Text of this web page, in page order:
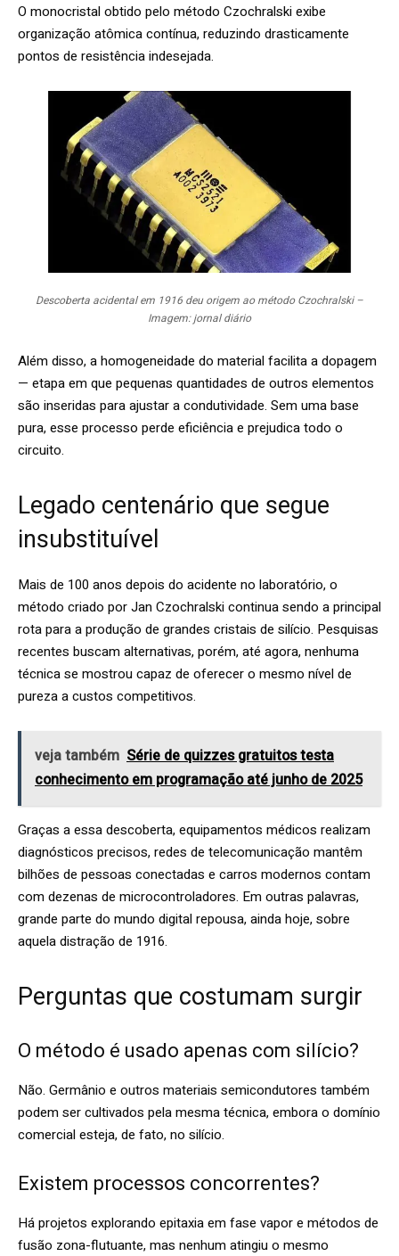
O monocristal obtido pelo método Czochralski exibe
organização atômica contínua, reduzindo drasticamente
pontos de resistência indesejada.
Descoberta acidental em 1916 deu origem ao método Czochralski –
Imagem: jornal diário
Além disso, a homogeneidade do material facilita a dopagem
— etapa em que pequenas quantidades de outros elementos
são inseridas para ajustar a condutividade. Sem uma base
pura, esse processo perde eficiência e prejudica todo o
circuito.
Legado centenário que segue
insubstituível
Mais de 100 anos depois do acidente no laboratório, o
método criado por Jan Czochralski continua sendo a principal
rota para a produção de grandes cristais de silício. Pesquisas
recentes buscam alternativas, porém, até agora, nenhuma
técnica se mostrou capaz de oferecer o mesmo nível de
pureza a custos competitivos.
veja também Série de quizzes gratuitos testa
conhecimento em programação até junho de 2025
Graças a essa descoberta, equipamentos médicos realizam
diagnósticos precisos, redes de telecomunicação mantêm
bilhões de pessoas conectadas e carros modernos contam
com dezenas de microcontroladores. Em outras palavras,
grande parte do mundo digital repousa, ainda hoje, sobre
aquela distração de 1916.
Perguntas que costumam surgir
O método é usado apenas com silício?
Não. Germânio e outros materiais semicondutores também
podem ser cultivados pela mesma técnica, embora o domínio
comercial esteja, de fato, no silício.
Existem processos concorrentes?
Há projetos explorando epitaxia em fase vapor e métodos de
fusão zona-flutuante, mas nenhum atingiu o mesmo